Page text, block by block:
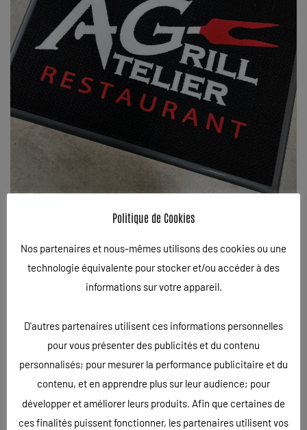
TAPIS PERSONNALISÉ POUR
L’ATELIER GRILL ET LE CROUSTI
CHAUD
06/05/2024 . PUBLIÉ DANS CRÉATION GRAPHIQUE HAUTE-MARNE
TAPIS PERSONNALISÉ HAUTE-MARNE.
Politique de Cookies
Nos partenaires et nous-mêmes utilisons des cookies ou une
technologie équivalente pour stocker et/ou accéder à des
informations sur votre appareil.
D'autres partenaires utilisent ces informations personnelles
pour vous présenter des publicités et du contenu
personnalisés; pour mesurer la performance publicitaire et du
contenu, et en apprendre plus sur leur audience; pour
développer et améliorer leurs produits. Afin que certaines de
ces finalités puissent fonctionner, les partenaires utilisent vos